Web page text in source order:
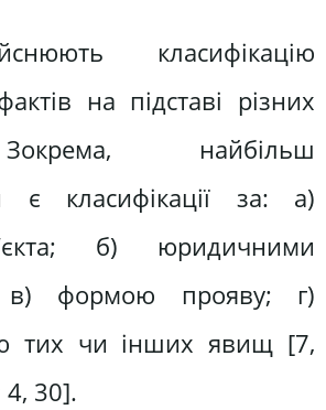
класифікацію
на підставі різних
найбільш
є класифікації за: а)
б) юридичними
в) формою прояву; г)
тих чи інших явищ [7,
4, 30].